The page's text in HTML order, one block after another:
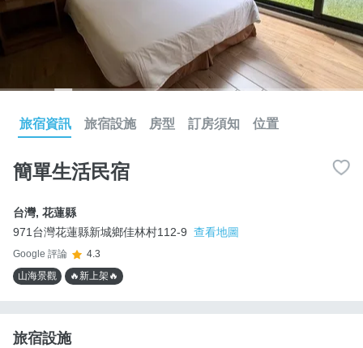
旅宿資訊 旅宿設施 房型 訂房須知 位置
簡單生活民宿
台灣, 花蓮縣
971台灣花蓮縣新城鄉佳林村112-9 查看地圖
Google 評論
4.3
山海景觀
🔥新上架🔥
旅宿設施